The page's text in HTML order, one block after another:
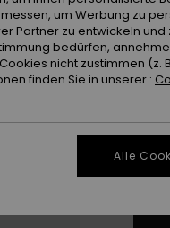
um Werbung zu
Partner zu entwickeln und
bedürfen,
nicht zustimmen (z.
finden Sie in unserer :
Alle